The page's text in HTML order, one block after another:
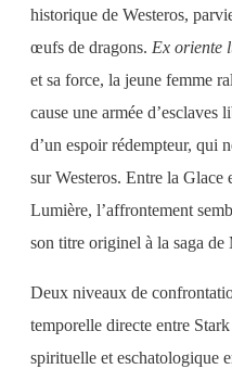
historique de Westeros,
œufs de dragons. Ex oriente
et sa force, la jeune femme
cause une armée d’esclaves
d’un espoir rédempteur, qui
sur Westeros. Entre la Glace
Lumière, l’affrontement
son titre originel à la saga de
Deux niveaux de
temporelle directe entre
spirituelle et eschatologique